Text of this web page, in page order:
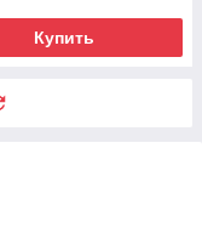
Купить